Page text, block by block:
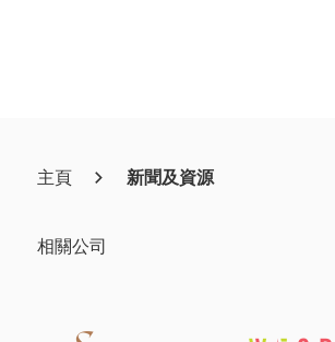
主頁 新聞及資源
相關公司